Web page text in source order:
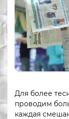
Для более
проводим
каждая